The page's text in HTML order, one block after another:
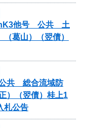
hK3他号 公共 土
葛山）（翌債）
共 総合流域防
）（翌債）桂上1
札公告